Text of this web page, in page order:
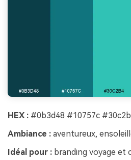
HEX : #0b3d48 #10757c
Ambiance : aventureux,
Idéal pour : branding voyage et